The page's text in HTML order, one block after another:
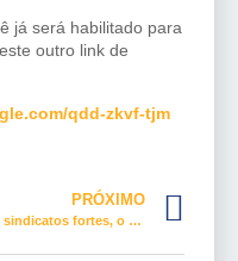
já será habilitado para
outro link de
qdd-zkvf-tjm
PRÓXIMO
Sem sindicatos fortes, o trabalhador sai perdendo